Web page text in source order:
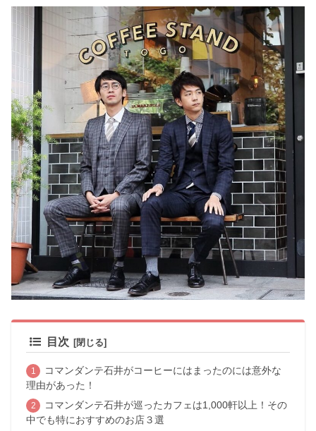
目次
コマンダンテ石井がコーヒーにはまったのには意外な
理由があった！
コマンダンテ石井が巡ったカフェは1,000軒以上！その
中でも特におすすめのお店３選